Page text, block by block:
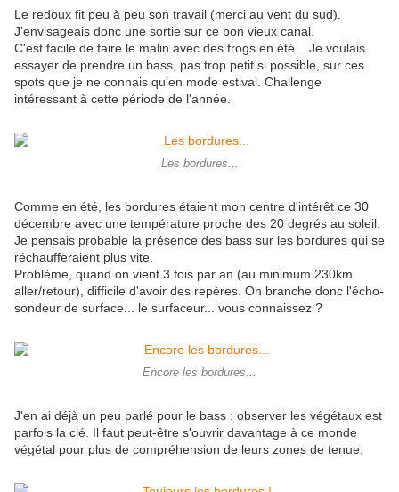
Le redoux fit peu à peu son travail (merci au vent du sud).
J'envisageais donc une sortie sur ce bon vieux canal.
C'est facile de faire le malin avec des frogs en été... Je voulais
essayer de prendre un bass, pas trop petit si possible, sur ces
spots que je ne connais qu'en mode estival. Challenge
intéressant à cette période de l'année.
Les bordures...
Comme en été, les bordures étaient mon centre d'intérêt ce 30
décembre avec une température proche des 20 degrés au soleil.
Je pensais probable la présence des bass sur les bordures qui se
réchaufferaient plus vite.
Problème, quand on vient 3 fois par an (au minimum 230km
aller/retour), difficile d'avoir des repères. On branche donc l'écho-
sondeur de surface... le surfaceur... vous connaissez ?
Encore les bordures...
J'en ai déjà un peu parlé pour le bass : observer les végétaux est
parfois la clé. Il faut peut-être s'ouvrir davantage à ce monde
végétal pour plus de compréhension de leurs zones de tenue.